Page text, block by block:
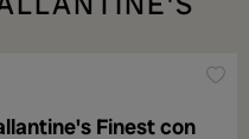
Finest con